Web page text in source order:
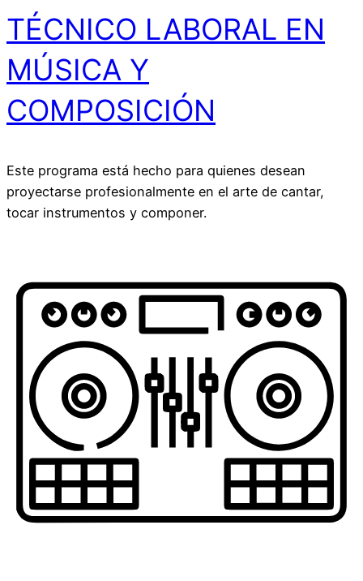
TÉCNICO LABORAL EN
MÚSICA Y
COMPOSICIÓN​
Este programa está hecho para quienes desean
proyectarse profesionalmente en el arte de cantar,
tocar instrumentos y componer.